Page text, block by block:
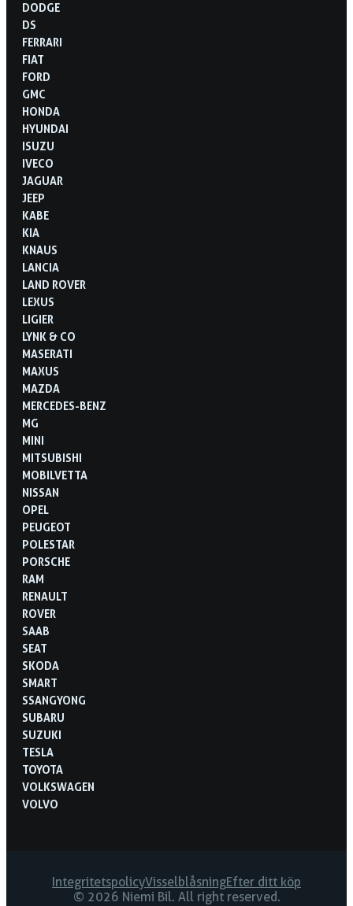
DODGE
DS
FERRARI
FIAT
FORD
GMC
HONDA
HYUNDAI
ISUZU
IVECO
JAGUAR
JEEP
KABE
KIA
KNAUS
LANCIA
LAND ROVER
LEXUS
LIGIER
LYNK & CO
MASERATI
MAXUS
MAZDA
MERCEDES-BENZ
MG
MINI
MITSUBISHI
MOBILVETTA
NISSAN
OPEL
PEUGEOT
POLESTAR
PORSCHE
RAM
RENAULT
ROVER
SAAB
SEAT
SKODA
SMART
SSANGYONG
SUBARU
SUZUKI
TESLA
TOYOTA
VOLKSWAGEN
VOLVO
IntegritetspolicyVisselblåsningEfter ditt köp
© 2026 Niemi Bil. All right reserved.